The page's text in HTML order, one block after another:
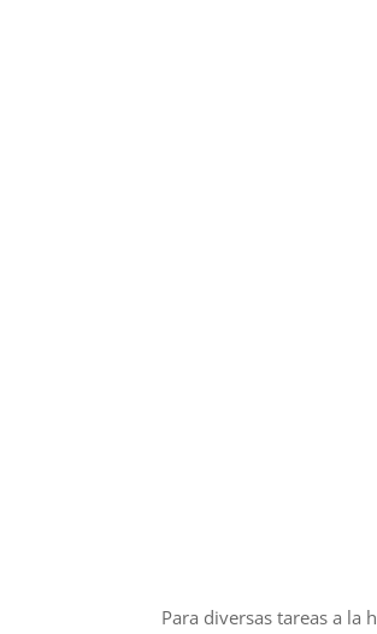
Para diversas tareas a la